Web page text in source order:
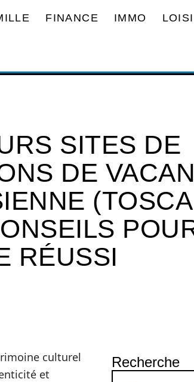
FINANCE IMMO
SITES DE
DE
RÉUSSI
culturel
et
Recherche